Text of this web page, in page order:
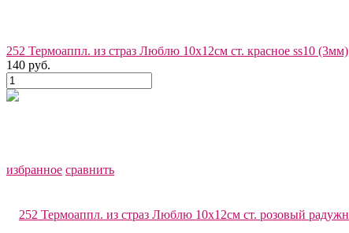
избранное сравнить
252 Термоаппл. из страз Люблю 10x12см ст. красное ss10 (3мм)
140 руб.